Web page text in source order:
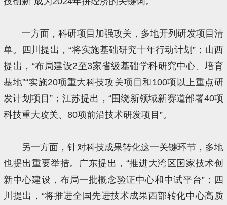
一方面，科研项目加强攻关，多地开列研发项目清
单。四川提出，“将实施基础研究十年行动计划”；山西
提出，“布局建设2至3家省级基础学科研究中心、培育
基地”“实施20项重大科技攻关项目和100项以上重点研
发计划项目”；江苏提出，“围绕新领域新赛道部署40项
科技重大攻关、80项前沿技术研发项目”。
另一方面，针对科技成果转化这一关键环节，多地
也提出重要举措。广东提出，“推进大湾区国家技术创
新中心建设，布局一批概念验证中心和中试平台”；四
川提出，“将推进全国先进技术成果西部转化中心高质